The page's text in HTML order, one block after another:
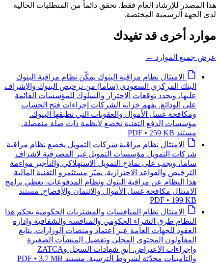
هذا المصدر للإرشاد العام فقط. تحقق دائماً من المتطلبات الحالية
لدى الجهة الرسمية المختصة.
موارد أخرى قد تفيدك
عرض جميع الموارد ←
الامتثال نظام مراقبة البنوك يمكّن نظام مراقبة البنوك
البنك المركزي السعودي (ساما) من ترخيص البنوك والإشراف
عليها، ويحدد توقعات الاحتراز والسلوك للمؤسسات القائمة
على الودائع. يفهم خزانة الشركات إجراءات فتح الحساب
ومكافحة غسل الأموال والعقوبات التي تطبقها البنوك.
مؤسسات الدفع التقنية تخضع لأنظمة ذات صلة منفصلة.
مستند PDF • 259 KB
الامتثال نظام مراقبة شركات التمويل يخضع نظام مراقبة
شركات التمويل مؤسسات التمويل غير المصرفية لإشراف
ساما، ويجب على نماذج التمويل الاستهلاكي والتأجير مواءمة
الترخيص والقواعد الاحترازية. يميّز مستثمرو التقنية المالية
هذا النظام عن مراقبة البنوك ونظام المدفوعات. تغطي برامج
الامتثال مكافحة غسل الأموال والائتمان والإفصاح. مستند
PDF • 199 KB
الامتثال نظام المنافسات والمشتريات الحكومية يحكم هذا
النظام طرق الشراء الحكومي والمنافسة والشفافية وإدارة
العقود للجهات العامة عبر اعتماد ومنصات الوزارات. يتابع
المقاولون المحتوى المحلي وتفضيل المنشآت الصغيرة
وإجراءات الاعتراض. أبقِ شهادات السجل وZATCA
والتأمينات محدّثة لشروط الترسية. مستند PDF • 3.7 MB